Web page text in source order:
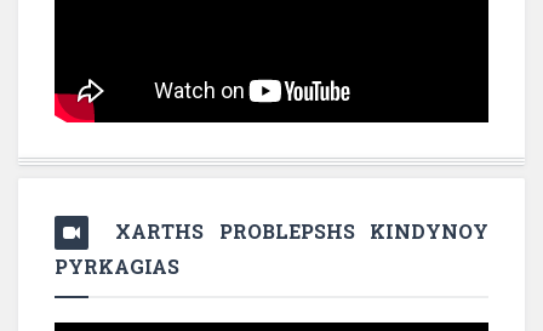
XARTHS PROBLEPSHS KINDYNOY
PYRKAGIAS